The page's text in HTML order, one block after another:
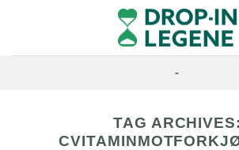
content
-
TAG ARCHIVES: